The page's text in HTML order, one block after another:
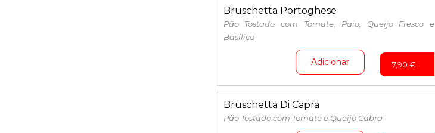
Bruschetta Portoghese
Pão Tostado com Tomate, Paio, Queijo Fresco e
Basílico
7,90 €
Adicionar
Bruschetta Di Capra
Pão Tostado com Tomate e Queijo Cabra